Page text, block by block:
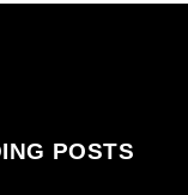
POSTS